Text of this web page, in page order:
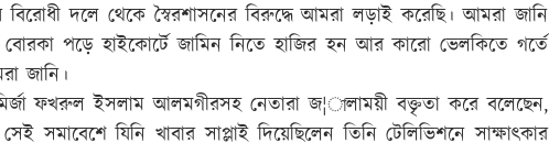
দলে থেকে স্বৈরশাসনের বিরুদ্ধে আমরা লড়াই করেছি। আমরা জানি
পড়ে হাইকোর্টে জামিন নিতে হাজির হন আর কারো ভেলকিতে গর্তে
জানি।
ফখরুল ইসলাম আলমগীরসহ নেতারা জ¦ালাময়ী বক্তৃতা করে বলেছেন,
যিনি খাবার সাপ্লাই দিয়েছিলেন তিনি টেলিভিশনে সাক্ষাৎকার